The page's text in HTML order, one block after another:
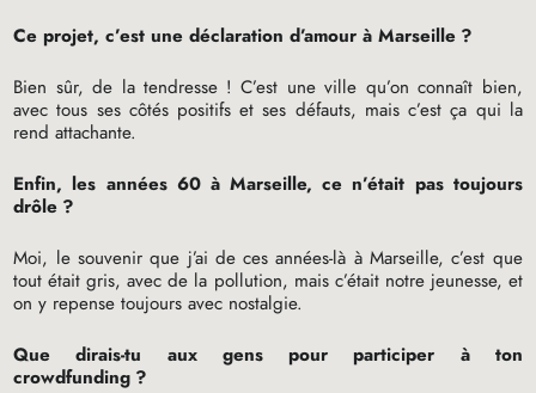
Ce projet, c’est une déclaration d’amour à Marseille ?
Bien sûr, de la tendresse ! C’est une ville qu’on connaît bien,
avec tous ses côtés positifs et ses défauts, mais c’est ça qui la
rend attachante.
Enfin, les années 60 à Marseille, ce n’était pas toujours
drôle ?
Moi, le souvenir que j’ai de ces années-là à Marseille, c’est que
tout était gris, avec de la pollution, mais c’était notre jeunesse, et
on y repense toujours avec nostalgie.
Que dirais-tu aux gens pour participer à ton
crowdfunding ?